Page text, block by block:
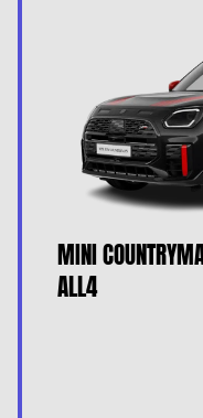
MINI
ALL4